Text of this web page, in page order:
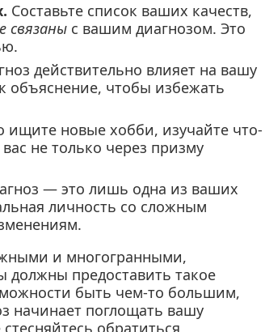
Составьте список ваших качеств,
связаныс вашим диагнозом. Это
действительно влияет на вашу
объяснение, чтобы избежать
ищите новые хобби, изучайте что-
не только через призму
— это лишь одна из ваших
личность со сложным
и многогранными,
должны предоставить такое
быть чем-то большим,
начинает поглощать вашу
обратиться